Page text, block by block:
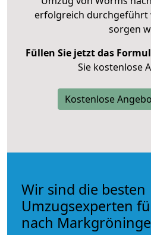
erfolgreich durchgeführt
sorgen
Füllen Sie jetzt das
Sie kostenlose
Kostenlose
Wir sind die besten
Umzugsexperten
nach